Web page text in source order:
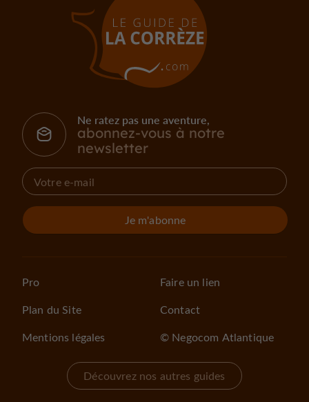
Ne ratez pas une aventure,
abonnez-vous à notre
newsletter
Je m'abonne
Pro
Plan du Site
Mentions légales
Faire un lien
Contact
© Negocom Atlantique
Découvrez nos autres guides